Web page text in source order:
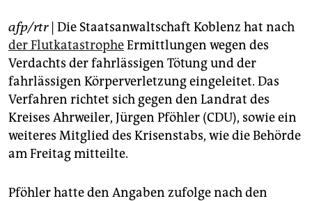
fragen & hilfe
unterstützen
abo
genossenschaft
epaper login
afp/rtr| Die Staatsanwaltschaft Koblenz hat nach
der FlutkatastropheErmittlungen wegen des
Verdachts der fahrlässigen Tötung und der
fahrlässigen Körperverletzung eingeleitet. Das
Verfahren richtet sich gegen den Landrat des
Kreises Ahrweiler, Jürgen Pföhler (CDU), sowie ein
weiteres Mitglied des Krisenstabs, wie die Behörde
am Freitag mitteilte.
Pföhler hatte den Angaben zufolge nach den